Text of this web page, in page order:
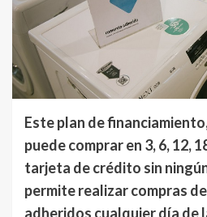
Este plan de
puede comprar en 3, 6, 12,
tarjeta de crédito sin
permite realizar compras
adheridos cualquier día de